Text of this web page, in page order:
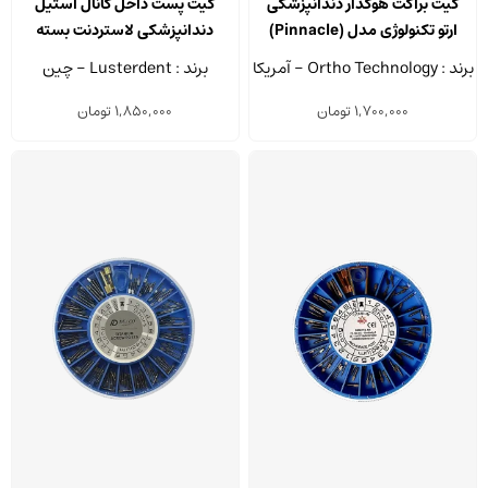
دارای
انواع
مختلفی
ارتو تکنولوژی مدل (Pinnacle)
برند : Ortho Technology - آمریکا
1,700,000تومان
دندانپزشکی لاستردنت بسته
120 عددی
برند : Lusterdent - چین
1,850,000تومان